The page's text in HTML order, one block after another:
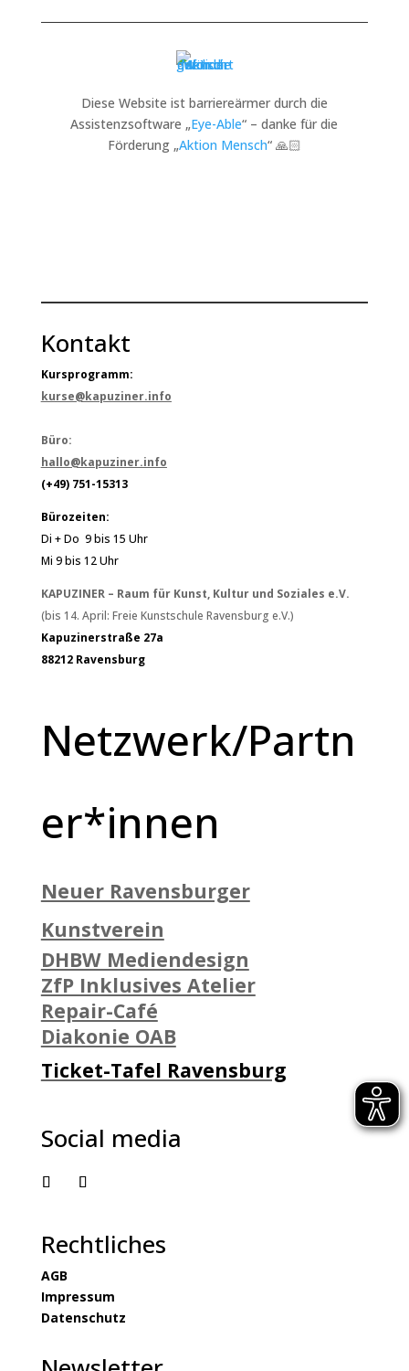
Diese Website ist barriereärmer durch die
Assistenzsoftware „Eye-Able“ – danke für die
Förderung „Aktion Mensch“ 🙏🏻
Kontakt
Kursprogramm:
kurse@kapuziner.info
Büro:
hallo@kapuziner.info
(+49) 751-15313
Bürozeiten:
Di + Do 9 bis 15 Uhr
Mi 9 bis 12 Uhr
KAPUZINER – Raum für Kunst, Kultur und Soziales e.V.
(bis 14. April: Freie Kunstschule Ravensburg e.V.)
Kapuzinerstraße 27a
88212 Ravensburg
Netzwerk/Partn
er*innen
Neuer Ravensburger
Kunstverein
DHBW Mediendesign
ZfP Inklusives Atelier
Repair-Café
Diakonie OAB
Ticket-Tafel Ravensburg
Social media
Rechtliches
AGB
Impressum
Datenschutz